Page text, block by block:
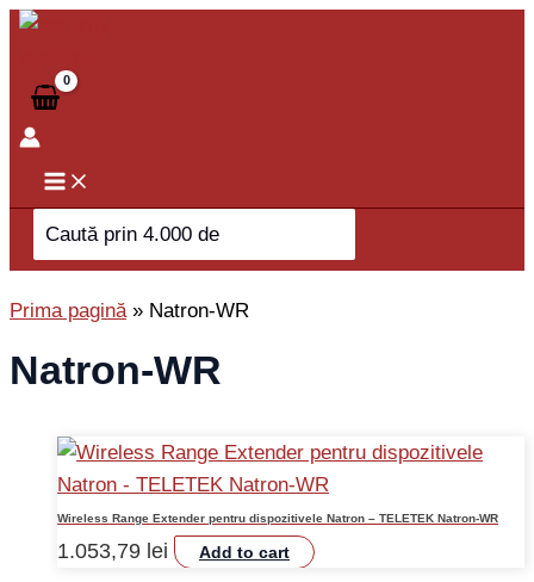
Skip
content
Search
for:
Prima pagină» Natron-WR
Natron-WR
Wireless Range Extender pentru dispozitivele Natron – TELETEK Natron-WR
1.053,79 lei Add to cart